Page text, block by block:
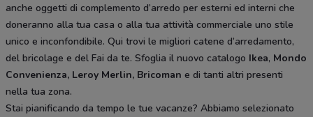
anche oggetti di complemento d’arredo per esterni ed interni che
doneranno alla tua casa o alla tua attività commerciale uno stile
unico e inconfondibile. Qui trovi le migliori catene d’arredamento,
del bricolage e del Fai da te. Sfoglia il nuovo catalogo Ikea, Mondo
Convenienza, Leroy Merlin, Bricoman e di tanti altri presenti
nella tua zona.
Stai pianificando da tempo le tue vacanze? Abbiamo selezionato